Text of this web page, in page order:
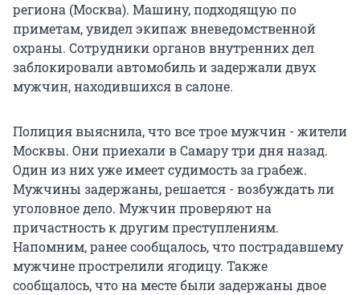
региона (Москва). Машину, подходящую по
приметам, увидел экипаж вневедомственной
охраны. Сотрудники органов внутренних дел
заблокировали автомобиль и задержали двух
мужчин, находившихся в салоне.
Полиция выяснила, что все трое мужчин - жители
Москвы. Они приехали в Самару три дня назад.
Один из них уже имеет судимость за грабеж.
Мужчины задержаны, решается - возбуждать ли
уголовное дело. Мужчин проверяют на
причастность к другим преступлениям.
Напомним, ранее сообщалось, что пострадавшему
мужчине прострелили ягодицу. Также
сообщалось, что на месте были задержаны двое